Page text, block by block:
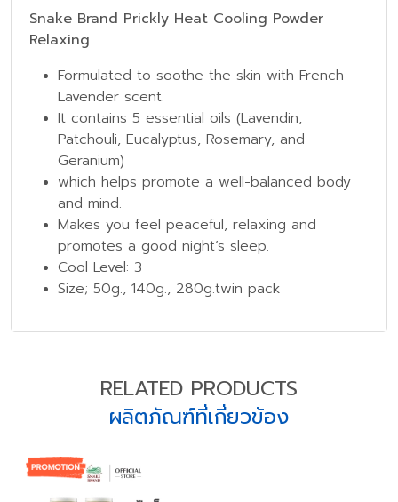
Snake Brand Prickly Heat Cooling Powder
Relaxing
Formulated to soothe the skin with French
Lavender scent.
It contains 5 essential oils (Lavendin,
Patchouli, Eucalyptus, Rosemary, and
Geranium)
which helps promote a well-balanced body
and mind.
Makes you feel peaceful, relaxing and
promotes a good night’s sleep.
Cool Level: 3
Size; 50g., 140g., 280g.twin pack
RELATED PRODUCTS
ผลิตภัณฑ์ที่เกี่ยวข้อง